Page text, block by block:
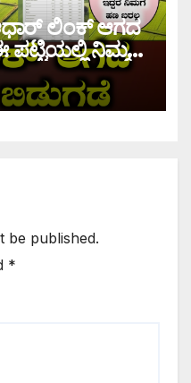
ಲಿಂಕ್ ಆಗದ
ಪಟ್ಟಿಯಲ್ಲಿ ನಿಮ್ಮ
ಜಮಾ ಆಗಲ್ಲ !
be published.
*